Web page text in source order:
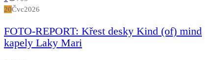
20Čvc2026
FOTO-REPORT: Křest desky Kind (of) mind
kapely Laky Mari